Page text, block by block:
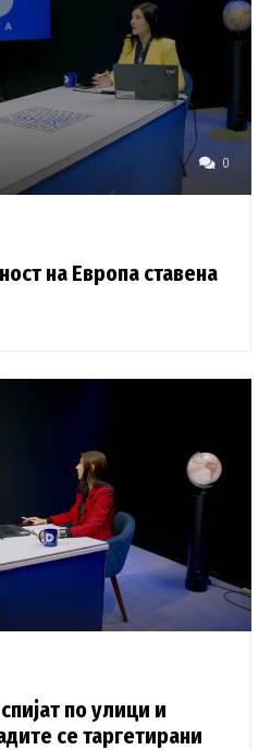
0
на Европа ставена
по улици и
се таргетирани